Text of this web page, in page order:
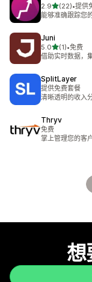
2.9星（满分 5
(22)
总共 22 条评论
•提供
能够准确跟踪您
Juni
5.0星（满分 5 星
(1)
总共 1 条评论
•免费
借助实时数据，
SplitLayer
提供免费套餐
清晰透明的收入
Thryv
免费
掌上管理您的客
想